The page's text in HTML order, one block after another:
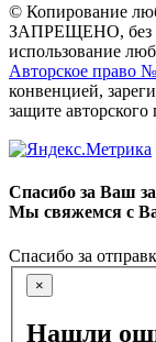
© Копирование
ЗАПРЕЩЕНО, без
использование
Авторское право
конвенцией,
защите
Спасибо за Ваш
Мы свяжемся с
Спасибо за
×
Нашли